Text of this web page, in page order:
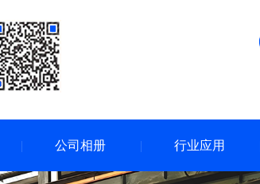
公司相册 行业应用